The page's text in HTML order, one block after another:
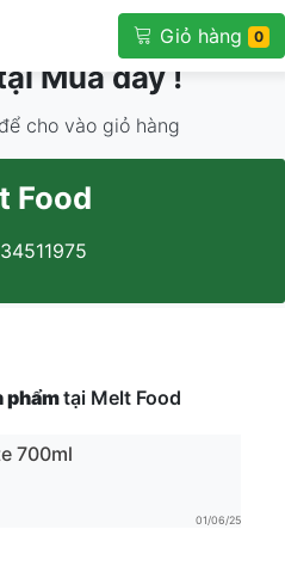
Giỏ hàng 0
Mua đây !
cho vào giỏ hàng
Food
phẩmtại Melt Food
700ml
01/06/25